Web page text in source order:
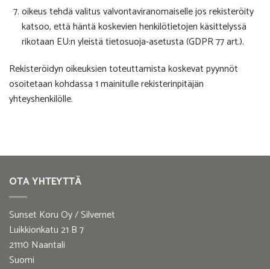
oikeus tehdä valitus valvontaviranomaiselle jos rekisteröity
katsoo, että häntä koskevien henkilötietojen käsittelyssä
rikotaan EU:n yleistä tietosuoja-asetusta (GDPR 77 art.).
Rekisteröidyn oikeuksien toteuttamista koskevat pyynnöt
osoitetaan kohdassa 1 mainitulle rekisterinpitäjän
yhteyshenkilölle.
OTA YHTEYTTÄ
Sunset Koru Oy / Silvernet
Luikkionkatu 21 B 7
21110 Naantali
Suomi